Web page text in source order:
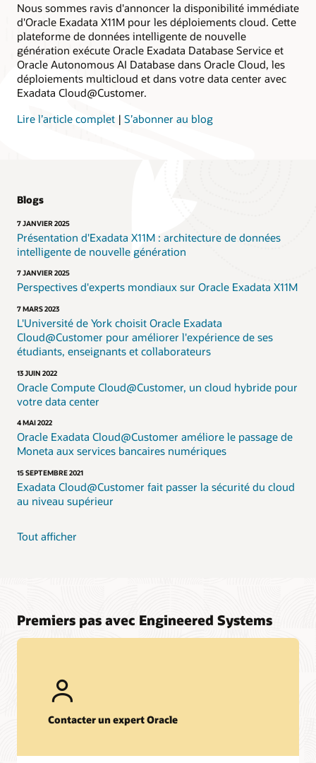
Nous sommes ravis d'annoncer la disponibilité immédiate
d'Oracle Exadata X11M pour les déploiements cloud. Cette
plateforme de données intelligente de nouvelle
génération exécute Oracle Exadata Database Service et
Oracle Autonomous AI Database dans Oracle Cloud, les
déploiements multicloud et dans votre data center avec
Exadata Cloud@Customer.
Lire l’article complet | S’abonner au blog
Blogs
7 JANVIER 2025
Présentation d'Exadata X11M : architecture de données
intelligente de nouvelle génération
7 JANVIER 2025
Perspectives d'experts mondiaux sur Oracle Exadata X11M
7 MARS 2023
L'Université de York choisit Oracle Exadata
Cloud@Customer pour améliorer l'expérience de ses
étudiants, enseignants et collaborateurs
13 JUIN 2022
Oracle Compute Cloud@Customer, un cloud hybride pour
votre data center
4 MAI 2022
Oracle Exadata Cloud@Customer améliore le passage de
Moneta aux services bancaires numériques
15 SEPTEMBRE 2021
Exadata Cloud@Customer fait passer la sécurité du cloud
au niveau supérieur
Tout afficher
Premiers pas avec Engineered Systems
Contacter un expert Oracle